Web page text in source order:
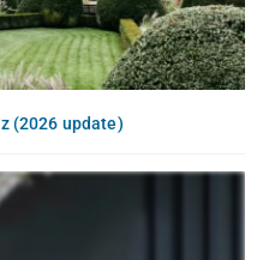
(2026 update)